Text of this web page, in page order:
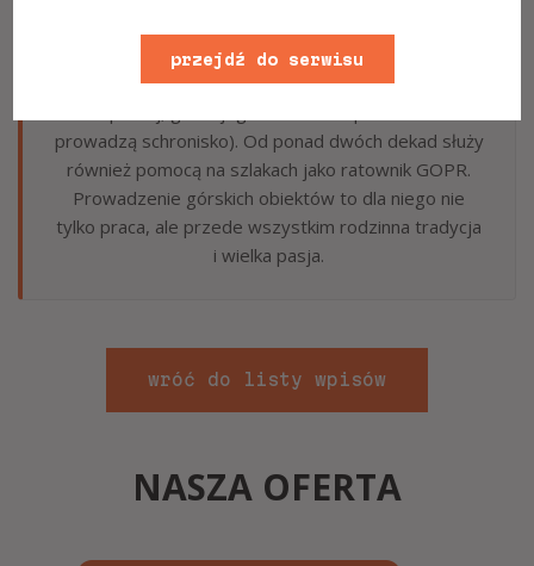
Sromowcach Niżnych oraz „Orlica” w Szczawnicy. Z
górami związany od dziecka (wychowywał się na Hali
prowadzą schronisko). Od ponad dwóch dekad służy
również pomocą na szlakach jako ratownik GOPR.
Prowadzenie górskich obiektów to dla niego nie
tylko praca, ale przede wszystkim rodzinna tradycja
i wielka pasja.
wróć do listy wpisów
NASZA OFERTA
przejdź do serwisu